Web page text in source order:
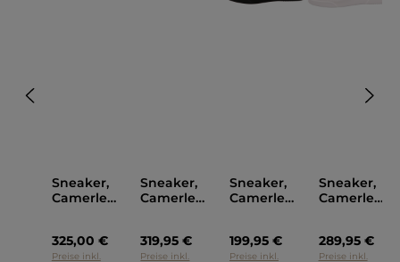
Sneaker,
Camerlen
325,00 €
Preise inkl.
Sneaker,
Camerlen
Farben
319,95 €
Preise inkl.
Sneaker,
Camerlen
199,95 €
Preise inkl.
Sneaker,
Camerlen
289,95 €
Preise inkl.